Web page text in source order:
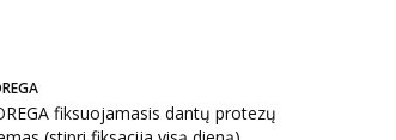
fiksuojamasis dantų protezų